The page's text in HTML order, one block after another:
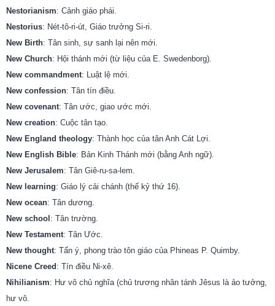
Nestorianism: Cảnh giáo phái.
Nestorius: Nét-tô-ri-út, Giáo trưởng Si-ri.
New Birth: Tân sinh, sự sanh lại nên mới.
New Church: Hội thánh mới (từ liệu của E. Swedenborg).
New commandment: Luật lệ mới.
New confession: Tân tín điều.
New covenant: Tân ước, giao ước mới.
New creation: Cuộc tân tạo.
New England theology: Thành học của tân Anh Cát Lợi.
New English Bible: Bản Kinh Thánh mới (bằng Anh ngữ).
New Jerusalem: Tân Giê-ru-sa-lem.
New learning: Giáo lý cải chánh (thế kỷ thứ 16).
New ocean: Tân dương.
New school : Tân trường.
New Testament: Tân Ước.
New thought: Tấn ý, phong trào tôn giáo của Phineas P. Quimby.
Nicene Creed : Tín điều Ni-xê.
Nihilianism: Hư vô chủ nghĩa (chủ trương nhân tánh Jêsus là ảo tưởng,
hư vô.